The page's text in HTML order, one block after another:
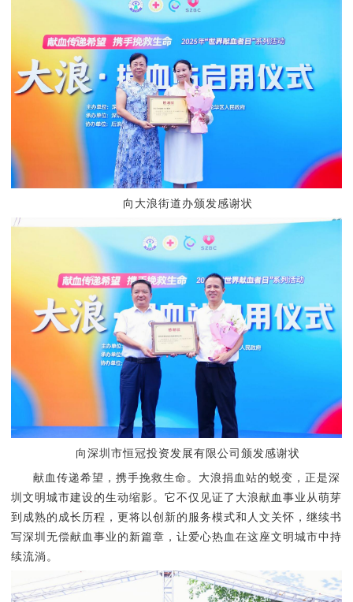
向大浪街道办颁发感谢状
向深圳市恒冠投资发展有限公司颁发感谢状
献血传递希望，携手挽救生命。大浪捐血站的蜕变，正是深
圳文明城市建设的生动缩影。它不仅见证了大浪献血事业从萌芽
到成熟的成长历程，更将以创新的服务模式和人文关怀，继续书
写深圳无偿献血事业的新篇章，让爱心热血在这座文明城市中持
续流淌。